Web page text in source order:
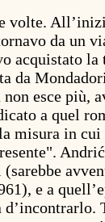
volte.
da un
acquistato
da
esce più,
a quel
misura in cui
e a
d’incontrarlo.